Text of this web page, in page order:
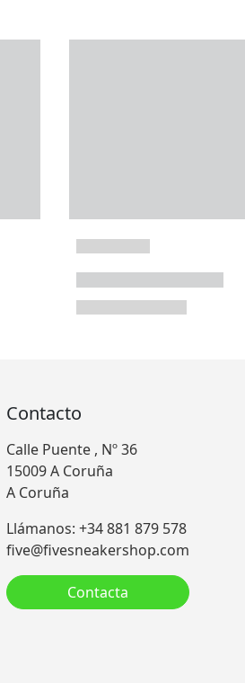
Contacto
Calle Puente , Nº 36
15009 A Coruña
A Coruña
Llámanos: +34 881 879 578
five@fivesneakershop.com
Contacta